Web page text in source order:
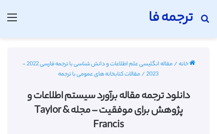
ترجمه فا
جستجو برای
خانه/
مقاله انگلیسی علم اطلاعات و دانش شناسی با ترجمه فارسی 2022 -
2023
/مقالات کتابخانه های عمومی با ترجمه
دانلود ترجمه مقاله برآورد سیستم اطلاعات و
پژوهش برای موفقیت – مجله Taylor &
Francis